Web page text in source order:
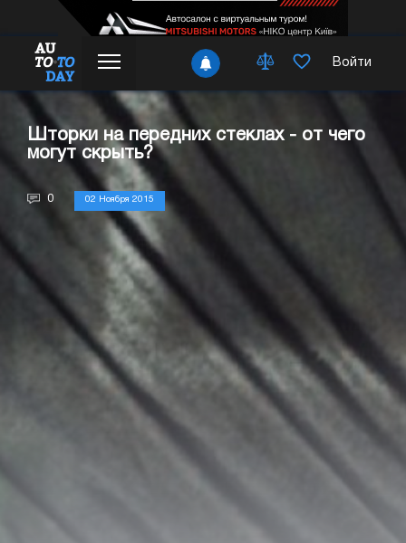
Войти
Шторки на передних стеклах - от чего
могут скрыть?
0 02 Ноября 2015